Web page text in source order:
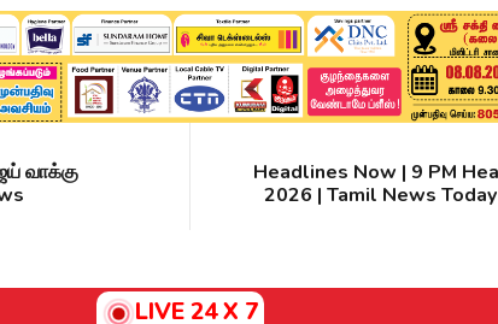
வாக்கு
Headlines Now | 9 PM
2026 | Tamil News
LIVE 24 X 7